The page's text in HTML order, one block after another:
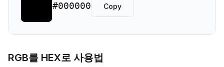
#000000 Copy
RGB를 HEX로 사용법